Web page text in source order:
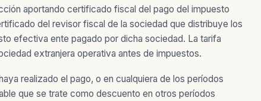
aportando certificado fiscal del pago del impuesto
del revisor fiscal de la sociedad que distribuye los
efectiva ente pagado por dicha sociedad. La tarifa
extranjera operativa antes de impuestos.
realizado el pago, o en cualquiera de los períodos
que se trate como descuento en otros períodos